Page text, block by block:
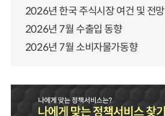
2026년 한국 주식시장 여건 및 전망
2026년 7월 수출입 동향
2026년 7월 소비자물가동향